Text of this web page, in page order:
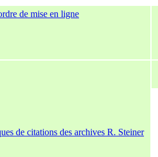
de mise en ligne
de citations des archives R. Steiner